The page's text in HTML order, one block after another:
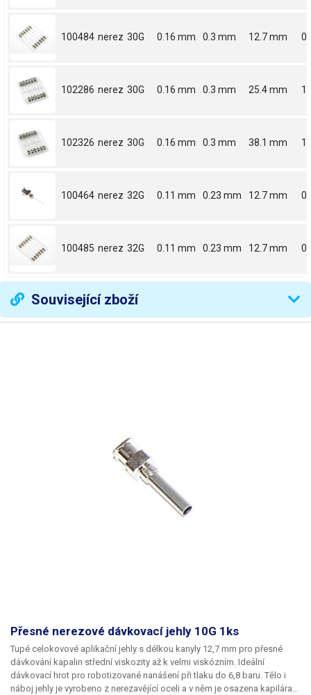
100484 nerez 30G 0.16 mm 0.3 mm 12.7 mm
102286 nerez 30G 0.16 mm 0.3 mm 25.4 mm 1
102326 nerez 30G 0.16 mm 0.3 mm 38.1 mm
100464 nerez 32G 0.11 mm 0.23 mm 12.7 mm
100485 nerez 32G 0.11 mm 0.23 mm 12.7 mm
Související zboží
Přesné nerezové dávkovací jehly 10G 1ks
Tupé celokovové aplikační jehly s délkou kanyly 12,7 mm pro přesné
dávkování kapalin střední viskozity až k velmi viskózním. Ideální
dávkovací hrot pro robotizované nanášení při tlaku do 6,8 baru. Tělo i
náboj jehly je vyrobeno z nerezavějící oceli a v něm je osazena kapilára